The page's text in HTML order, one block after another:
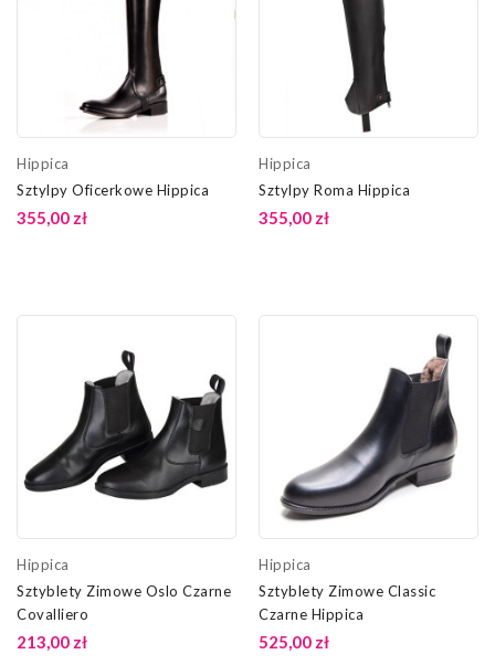
Hippica
Sztylpy Oficerkowe Hippica
355,00 zł
Hippica
Sztylpy Roma Hippica
355,00 zł
Hippica
Sztyblety Zimowe Oslo Czarne
Covalliero
213,00 zł
Hippica
Sztyblety Zimowe Classic
Czarne Hippica
525,00 zł